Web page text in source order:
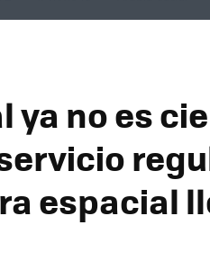
ya no es
espacial